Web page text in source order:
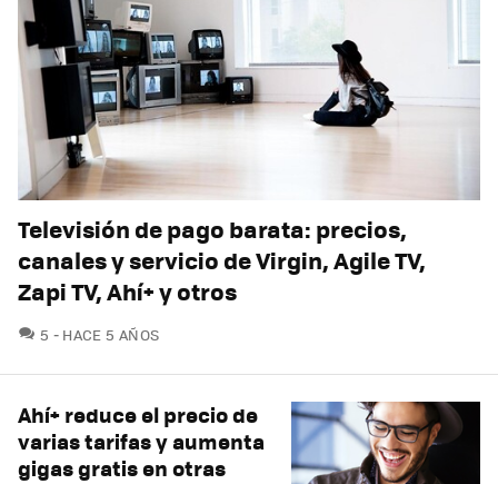
Televisión de pago barata: precios,
canales y servicio de Virgin, Agile TV,
Zapi TV, Ahí+ y otros
5 COMENTARIOS
HACE 5 AÑOS
Ahí+ reduce el precio de
varias tarifas y aumenta
gigas gratis en otras